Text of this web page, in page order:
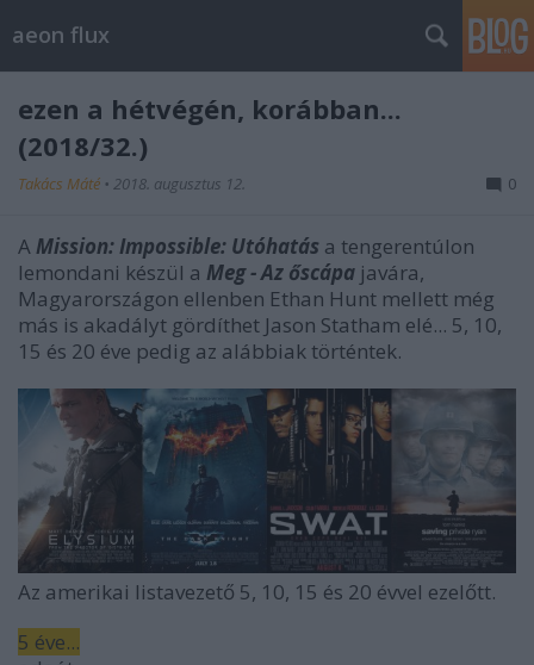
aeon flux
ezen a hétvégén, korábban...
(2018/32.)
Takács Máté • 2018. augusztus 12. 0
AMission: Impossible: Utóhatás a tengerentúlon
lemondani készül a Meg - Az őscápa javára,
Magyarországon ellenben Ethan Hunt mellett még
más is akadályt gördíthet Jason Statham elé... 5, 10,
15 és 20 éve pedig az alábbiak történtek.
Az amerikai listavezető 5, 10, 15 és 20 évvel ezelőtt.
5 éve...